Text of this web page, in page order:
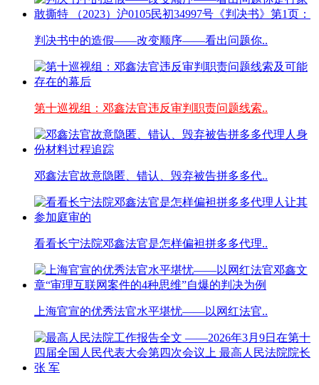
判决书中的造假——改变顺序——看出问题你..
第十巡视组：邓鑫法官违反审判职责问题线索..
邓鑫法官故意隐匿、错认、毁弃被告拼多多代..
看看长宁法院邓鑫法官是怎样偏袒拼多多代理..
上海官宣的优秀法官水平堪忧——以网红法官..